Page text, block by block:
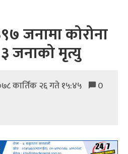
जनामा कोरोना
जनाको मृत्यु
कार्तिक २६ गते १५:४५ 0